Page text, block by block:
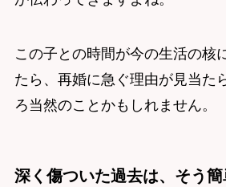
この子との時間が今の生活の核
たら、再婚に急ぐ理由が見当た
ろ当然のことかもしれません。
深く傷ついた過去は、そう